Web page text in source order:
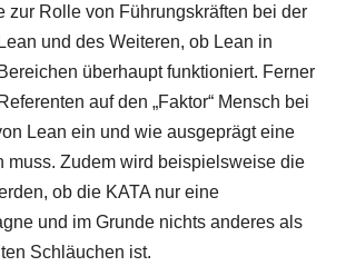
zur Rolle von Führungskräften bei der
und des Weiteren, ob Lean in
überhaupt funktioniert. Ferner
auf den „Faktor“ Mensch bei
Lean ein und wie ausgeprägt eine
muss. Zudem wird beispielsweise die
ob die KATA nur eine
und im Grunde nichts anderes als
Schläuchen ist.